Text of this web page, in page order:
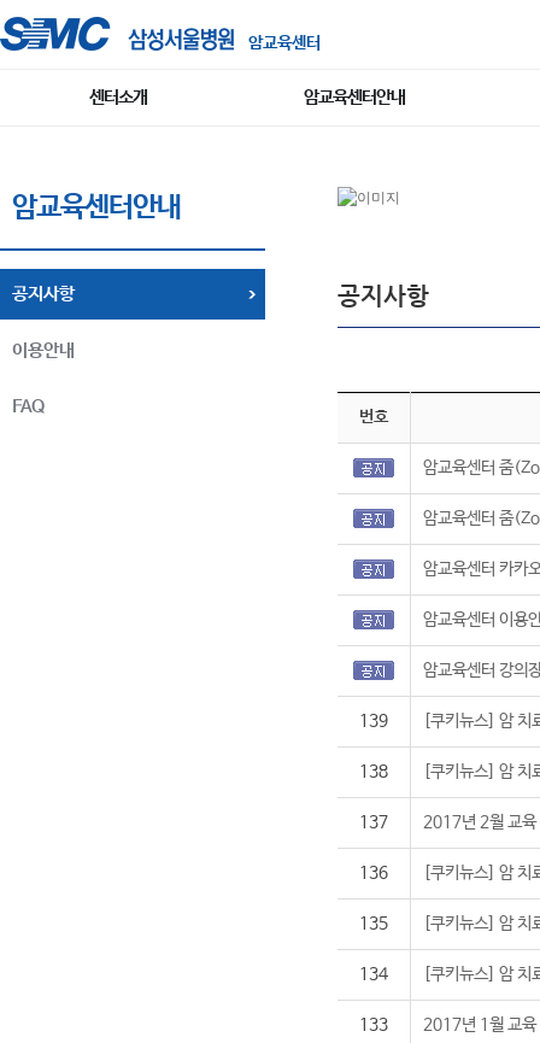
암교육센터
센터소개 암교육센터안내
암교육센터안내
공지사항
이용안내
FAQ
공지사항
번호
암교육센터 줌
암교육센터 줌
암교육센터 카카
암교육센터 이용
암교육센터 강의
139 [쿠키뉴스] 암 치
138 [쿠키뉴스] 암 치
137 2017년 2월 교육
136 [쿠키뉴스] 암 치
135 [쿠키뉴스] 암 치
134 [쿠키뉴스] 암 치
133 2017년 1월 교육